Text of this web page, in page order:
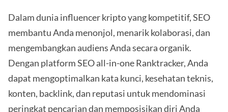
Dalam dunia influencer kripto yang kompetitif, SEO
membantu Anda menonjol, menarik kolaborasi, dan
mengembangkan audiens Anda secara organik.
Dengan platform SEO all-in-one Ranktracker, Anda
dapat mengoptimalkan kata kunci, kesehatan teknis,
konten, backlink, dan reputasi untuk mendominasi
peringkat pencarian dan memposisikan diri Anda